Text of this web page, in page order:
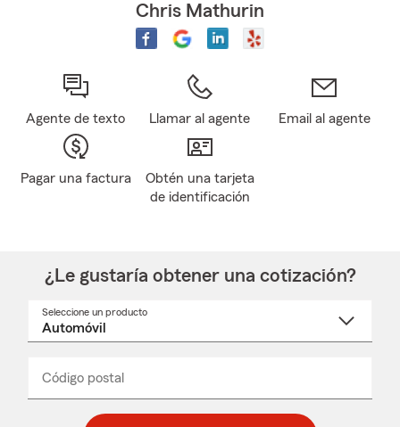
Chris Mathurin
Agente de texto Llamar al agente Email al agente
Pagar una factura
Obtén una tarjeta
de identificación
¿Le gustaría obtener una cotización?
Seleccione un producto
desplegable
Código postal
_____